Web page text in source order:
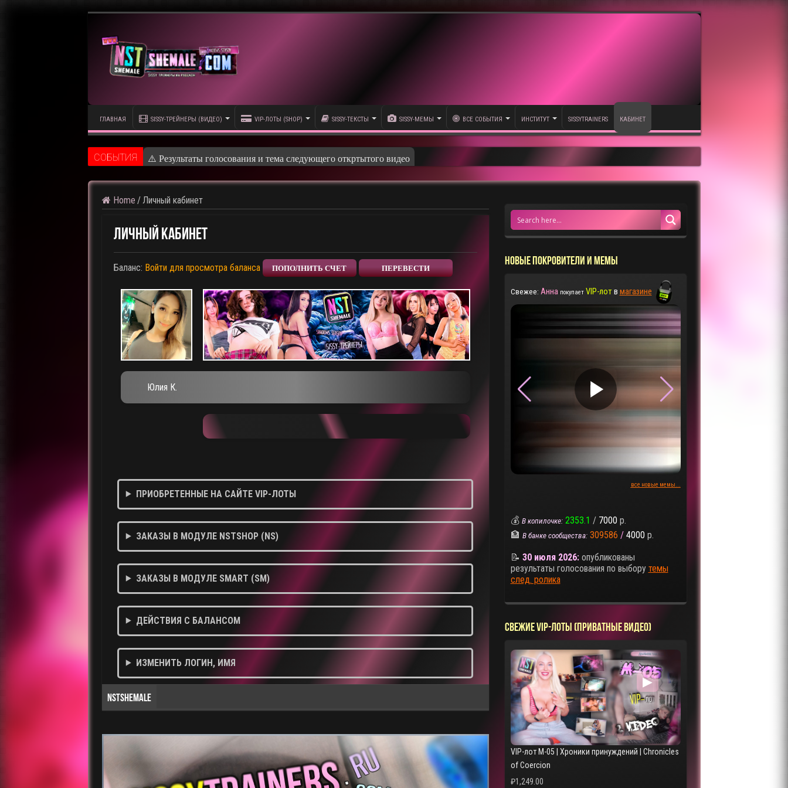
ГЛАВНАЯ SISSY-ТРЕЙНЕРЫ (ВИДЕО) VIP-ЛОТЫ (SHOP) SISSY-ТЕКСТЫ SISSY-МЕМЫ ВСЕ СОБЫТИЯ ИНСТИТУТ SISSYTRAINERS КАБИНЕТ
CОБЫТИЯ ⚠️ Результаты голосования и тема следующего откртытого видео
Home / Личный кабинет
Личный кабинет
Баланс: Войти для просмотра баланса ПОПОЛНИТЬ СЧЕТ ПЕРЕВЕСТИ
Юлия К.
ПРИОБРЕТЕННЫЕ НА САЙТЕ VIP-ЛОТЫ
ЗАКАЗЫ В МОДУЛЕ NSTSHOP (NS)
ЗАКАЗЫ В МОДУЛЕ SMART (SM)
ДЕЙСТВИЯ С БАЛАНСОМ
ИЗМЕНИТЬ ЛОГИН, ИМЯ
NSTSHEMALE
НОВЫЕ ПОКРОВИТЕЛИ И МЕМЫ
Свежее: Анна покупает VIP-лотв магазине
▶
все новые мемы...
💰 В копилочке: 2353.1 / 7000 р.
🏦 В банке сообщества: 309586 / 4000 р.
📝 30 июля 2026:опубликованы
результаты голосования по выбору темы
след. ролика
СВЕЖИЕ VIP-ЛОТЫ (ПРИВАТНЫЕ ВИДЕО)
▶
VIP-лот M-05 | Хроники принуждений | Chronicles
of Coercion
₽1,249.00